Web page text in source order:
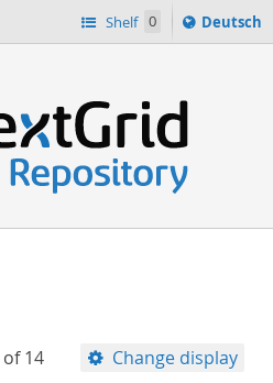
Shelf 0
Sprache
ï¿½ndern
Deutsch
of14 Change display